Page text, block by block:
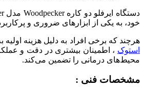
خود، به یکی از ابزارهای ضروری و
هرچند که برخی افراد به دلیل هزینه
استوک ، اطمینان بیشتری در دقت و
محیط‌های درمانی را تضمین می‌کند.
مشخصات فنی :